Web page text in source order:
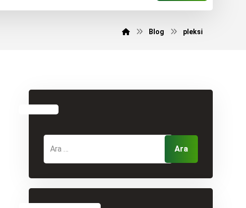
Blog pleksi